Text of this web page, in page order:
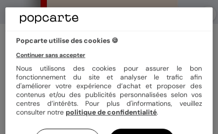
Cœur simple photo famille
Format Portrait 21x29 cm
Couverture Rigide Souple
Popcarte utilise des cookies 🍪
Continuer sans accepter
Nous utilisons des cookies pour assurer le bon
fonctionnement du site et analyser le trafic afin
d'améliorer votre expérience d’achat et proposer des
contenus et/ou des publicités personnalisées selon vos
centres d’intérêts. Pour plus d'informations, veuillez
consulter notre politique de confidentialité.